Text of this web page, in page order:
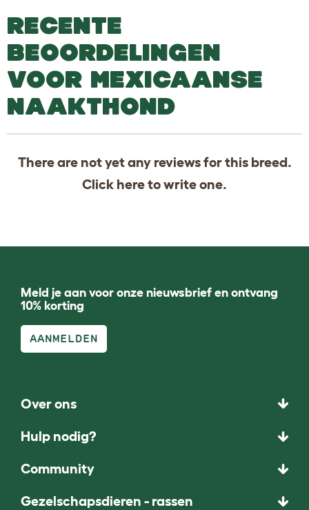
RECENTE
BEOORDELINGEN
VOOR MEXICAANSE
NAAKTHOND
There are not yet any reviews for this breed.
Click hereto write one.
Meld je aan voor onze nieuwsbrief en ontvang
10% korting
AANMELDEN
Over ons
Hulp nodig?
Community
Gezelschapsdieren - rassen